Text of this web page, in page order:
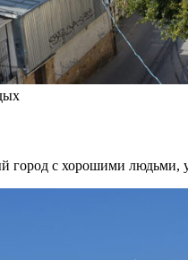
город с хорошими